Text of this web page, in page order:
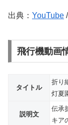
出典： YouTube /
飛行機動画
タイトル
折り
灯夏
説明文
伝承
キア